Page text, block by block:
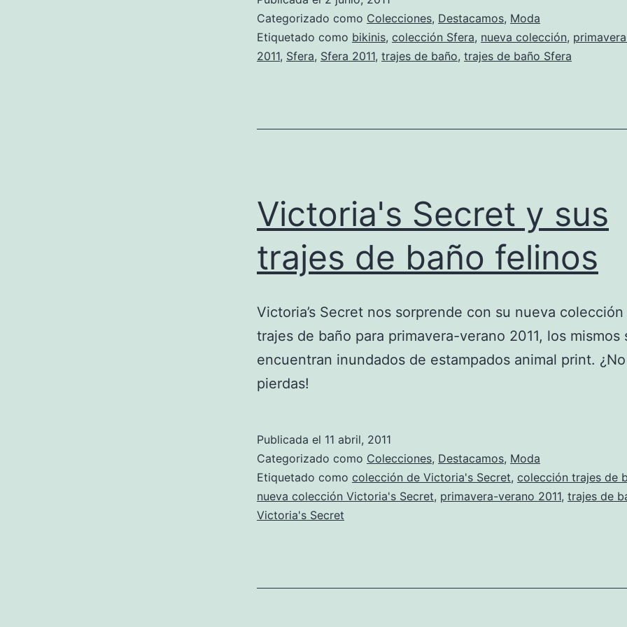
Categorizado como Colecciones, Destacamos, Moda
Etiquetado como bikinis, colección Sfera, nueva colección,
2011, Sfera, Sfera 2011, trajes de baño, trajes de baño Sfera
Victoria's Secret y sus
trajes de baño felinos
Victoria’s Secret nos sorprende con su nueva colección
trajes de baño para primavera-verano 2011, los mismos
encuentran inundados de estampados animal print.
pierdas!
Publicada el 11 abril, 2011
Categorizado como Colecciones, Destacamos, Moda
Etiquetado como colección de Victoria's Secret, colección trajes de
nueva colección Victoria's Secret, primavera-verano 2011, trajes de
Victoria's Secret